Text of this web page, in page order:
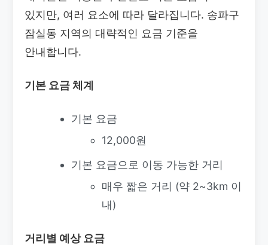
있지만, 여러 요소에 따라 달라집니다. 송파구
잠실동 지역의 대략적인 요금 기준을
안내합니다.
기본 요금 체계
기본 요금
12,000원
기본 요금으로 이동 가능한 거리
매우 짧은 거리 (약 2~3km 이
내)
거리별 예상 요금